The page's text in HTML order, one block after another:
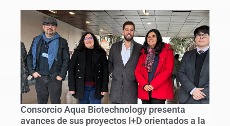
Consorcio Aqua Biotechnology presenta
avances de sus proyectos I+D orientados a la